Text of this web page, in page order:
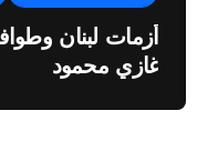
أزمات لبنان
غازي محمود